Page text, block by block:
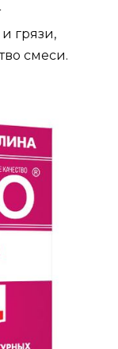
грязи,
смеси.